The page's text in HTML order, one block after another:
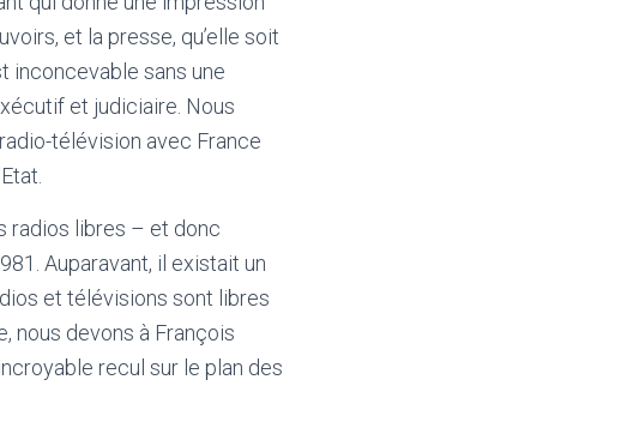
et la presse, qu’elle soit
inconcevable sans une
et judiciaire. Nous
télévision avec France
radios libres – et donc
Auparavant, il existait un
et télévisions sont libres
nous devons à François
recul sur le plan des